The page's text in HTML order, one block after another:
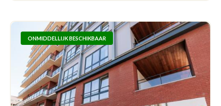
ONMIDDELLIJK BESCHIKBAAR